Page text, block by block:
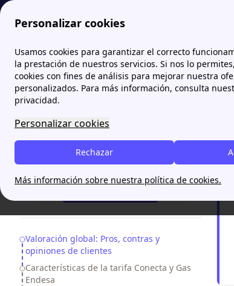
Personalizar cookies
Usamos cookies para garantizar el correcto
la prestación de nuestros servicios. Si nos lo
cookies con fines de análisis para mejorar nuestra
personalizados. Para más información, consulta
privacidad.
Personalizar cookies
Rechazar
Más información sobre nuestra política de cookies.
Papernest.es MoreConecta Luz Opiniones sobre
¿Necesitas ayuda?
¡Te Llamamos!
Table of Contents
Valoración global: Pros, contras y
opiniones de clientes
Características de la tarifa Conecta y Gas
Endesa